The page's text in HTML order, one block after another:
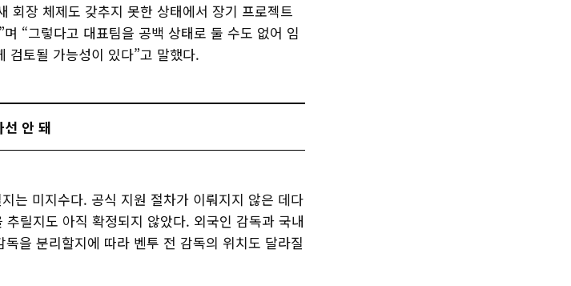
회장 체제도 갖추지 못한 상태에서 장기 프로젝트
“그렇다고 대표팀을 공백 상태로 둘 수도 없어 임
검토될 가능성이 있다”고 말했다.
선 안 돼
는 미지수다. 공식 지원 절차가 이뤄지지 않은 데다
릴지도 아직 확정되지 않았다. 외국인 감독과 국내
을 분리할지에 따라 벤투 전 감독의 위치도 달라질